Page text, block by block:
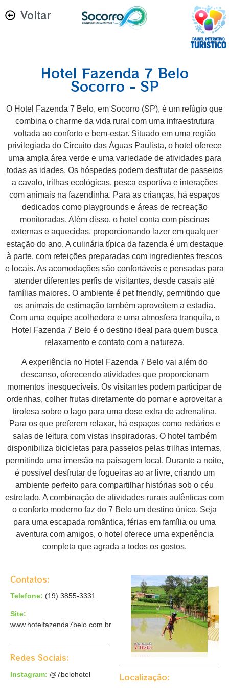
Voltar
Hotel Fazenda 7 Belo
Socorro - SP
O Hotel Fazenda 7 Belo, em Socorro (SP), é um refúgio que
combina o charme da vida rural com uma infraestrutura
voltada ao conforto e bem-estar. Situado em uma região
privilegiada do Circuito das Águas Paulista, o hotel oferece
uma ampla área verde e uma variedade de atividades para
todas as idades. Os hóspedes podem desfrutar de passeios
a cavalo, trilhas ecológicas, pesca esportiva e interações
com animais na fazendinha. Para as crianças, há espaços
dedicados como playgrounds e áreas de recreação
monitoradas. Além disso, o hotel conta com piscinas
externas e aquecidas, proporcionando lazer em qualquer
estação do ano. A culinária típica da fazenda é um destaque
à parte, com refeições preparadas com ingredientes frescos
e locais. As acomodações são confortáveis e pensadas para
atender diferentes perfis de visitantes, desde casais até
famílias maiores. O ambiente é pet friendly, permitindo que
os animais de estimação também aproveitem a estadia.
Com uma equipe acolhedora e uma atmosfera tranquila, o
Hotel Fazenda 7 Belo é o destino ideal para quem busca
relaxamento e contato com a natureza.
A experiência no Hotel Fazenda 7 Belo vai além do
descanso, oferecendo atividades que proporcionam
momentos inesquecíveis. Os visitantes podem participar de
ordenhas, colher frutas diretamente do pomar e aproveitar a
tirolesa sobre o lago para uma dose extra de adrenalina.
Para os que preferem relaxar, há espaços como redários e
salas de leitura com vistas inspiradoras. O hotel também
disponibiliza bicicletas para passeios pelas trilhas internas,
permitindo uma imersão na paisagem local. Durante a noite,
é possível desfrutar de fogueiras ao ar livre, criando um
ambiente perfeito para compartilhar histórias sob o céu
estrelado. A combinação de atividades rurais autênticas com
o conforto moderno faz do 7 Belo um destino único. Seja
para uma escapada romântica, férias em família ou uma
aventura com amigos, o hotel oferece uma experiência
completa que agrada a todos os gostos.
Contatos:
Telefone: (19) 3855-3331
Site:
www.hotelfazenda7belo.com.br
Redes Sociais:
Instagram: @7belohotel Localização: